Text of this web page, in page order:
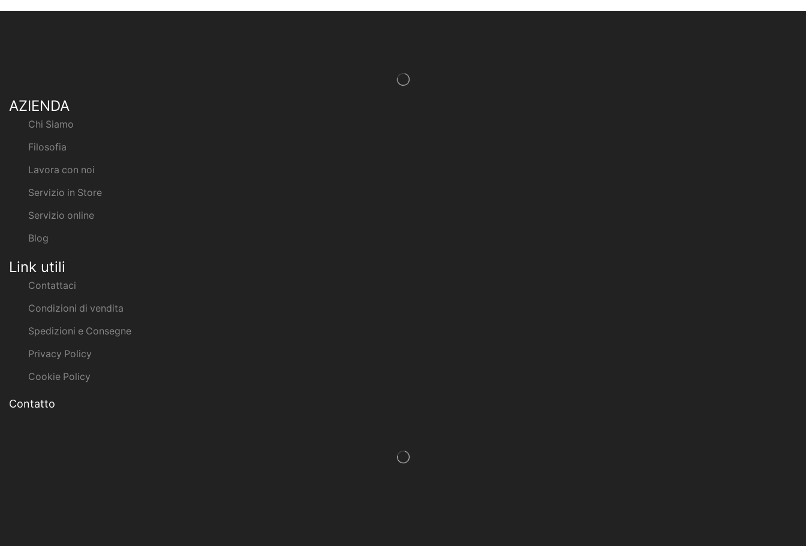
AZIENDA
Chi Siamo
Filosofia
Lavora con noi
Servizio in Store
Servizio online
Blog
Link utili
Contattaci
Condizioni di vendita
Spedizioni e Consegne
Privacy Policy
Cookie Policy
Contatto